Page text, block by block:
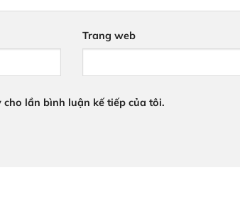
Trang web
lần bình luận kế tiếp của tôi.